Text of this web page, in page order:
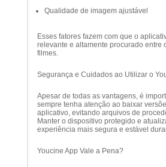
Qualidade de imagem ajustável
Esses fatores fazem com que o
relevante e altamente procurado entre
filmes.
Segurança e Cuidados ao Utilizar o
Apesar de todas as vantagens, é
sempre tenha atenção ao baixar
aplicativo, evitando arquivos de
Manter o dispositivo protegido e
experiência mais segura e estável
Youcine App Vale a Pena?